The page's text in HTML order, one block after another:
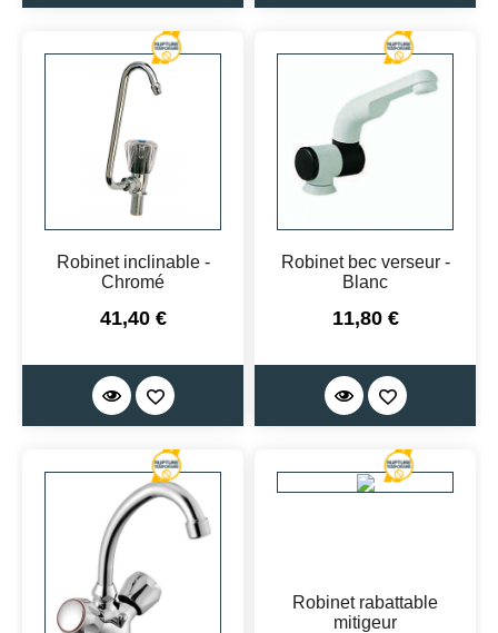
Robinet inclinable -
Chromé
Prix
41,40 €
Robinet bec verseur -
Blanc
Prix
11,80 €
Robinet rabattable
mitigeur